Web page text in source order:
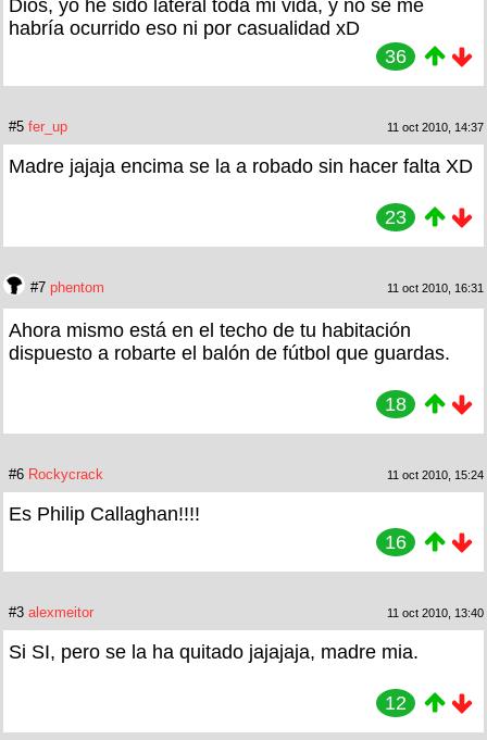
Dios, yo he sido lateral toda mi vida, y no se me
habría ocurrido eso ni por casualidad xD
36
#5 fer_up 11 oct 2010, 14:37
Madre jajaja encima se la a robado sin hacer falta XD
23
#7 phentom 11 oct 2010, 16:31
Ahora mismo está en el techo de tu habitación
dispuesto a robarte el balón de fútbol que guardas.
18
#6 Rockycrack 11 oct 2010, 15:24
Es Philip Callaghan!!!!
16
#3 alexmeitor 11 oct 2010, 13:40
Si SI, pero se la ha quitado jajajaja, madre mia.
12